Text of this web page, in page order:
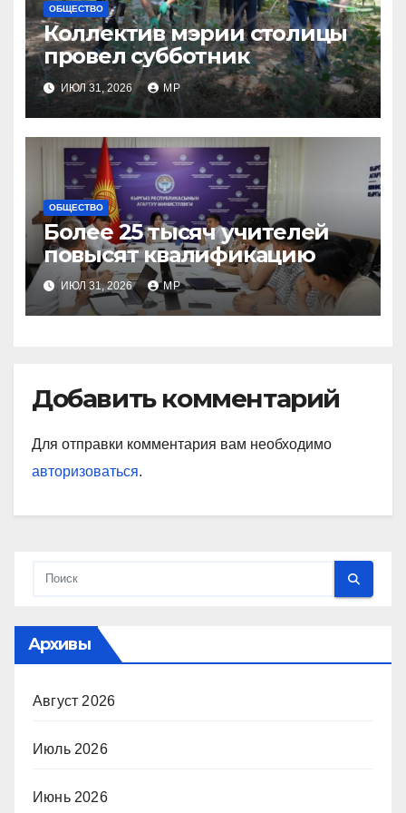
ОБЩЕСТВО
Коллектив мэрии столицы
провел субботник
ИЮЛ 31, 2026 MP
ОБЩЕСТВО
Более 25 тысяч учителей
повысят квалификацию
ИЮЛ 31, 2026 MP
Добавить комментарий
Для отправки комментария вам необходимо
авторизоваться.
Архивы
Август 2026
Июль 2026
Июнь 2026